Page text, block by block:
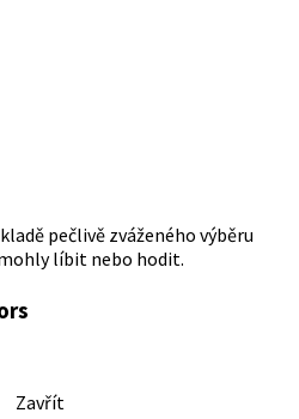
pečlivě zváženého výběru
líbit nebo hodit.
Zavřít